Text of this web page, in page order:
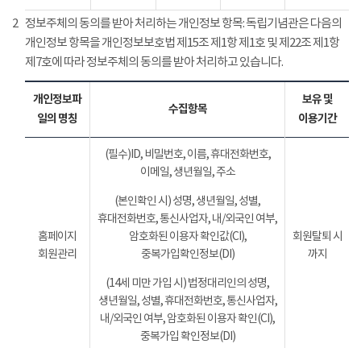
2 정보주체의 동의를 받아 처리하는 개인정보 항목: 독립기념관은 다음의
개인정보 항목을 개인정보보호법 제15조 제1항 제1호 및 제22조 제1항
제7호에 따라 정보주체의 동의를 받아 처리하고 있습니다.
개인정보파
일의 명칭
수집항목
보유 및
이용기간
홈페이지
회원관리
(필수)ID, 비밀번호, 이름, 휴대전화번호,
이메일, 생년월일, 주소
(본인확인 시) 성명, 생년월일, 성별,
휴대전화번호, 통신사업자, 내/외국인 여부,
암호화된 이용자 확인값(CI),
중복가입확인정보(DI)
(14세 미만 가입 시) 법정대리인의 성명,
생년월일, 성별, 휴대전화번호, 통신사업자,
내/외국인 여부, 암호화된 이용자 확인(CI),
중복가입 확인정보(DI)
회원탈퇴 시
까지